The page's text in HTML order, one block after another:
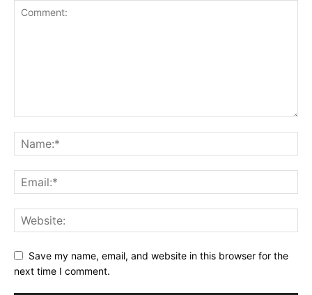
Save my name, email, and website in this browser for the
next time I comment.